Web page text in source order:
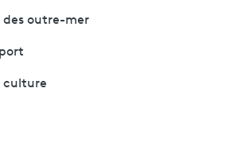
outre-mer
culture